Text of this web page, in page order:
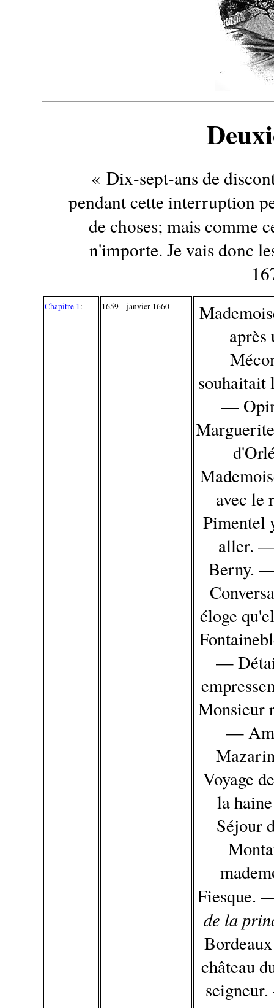
« Dix-sept-ans de
pendant cette interruption
de choses; mais comme
n'importe. Je vais donc
Chapitre 1: 1659 – janvier 1660
souhaitait
—
avec le
Pimentel
aller. —
Berny.
éloge
—
Monsieur
—
Voyage
la
Séjour
Fiesque.
de la
château